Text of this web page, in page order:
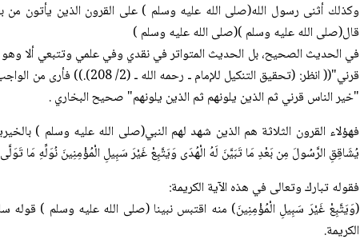
وكذلك أثنى رسول الله(صلی الله علیه وسلم ) على القرون الذين يأتون
قال(صلی الله علیه وسلم )(صلی الله علیه وسلم )
في الحديث الصحيح، بل الحديث المتواتر في نقدي وفي علمي وتتبعي ألا
قرني"(( انظر: (تحقيق التنكيل
"خير الناس قرني ثم الذين يلونهم ثم الذين يلونهم" صحيح البخاري .
فهؤلاء القرون الثلاثة هم الذين شهد لهم النبي(صلی الله علیه وسلم )
يُشَاقِقِ الرَّسُولَ مِن بَعْدِ مَا تَبَيَّنَ لَهُ الْهُدَى وَيَتَّبِعْ غَيْرَ سَبِيلِ الْمُؤْمِنِينَ نُوَلِّهِ مَا تَوَلَّى
فقوله تبارك وتعالى في هذه الآية الكريمة:
(وَيَتَّبِعْ غَيْرَ سَبِيلِ الْمُؤْمِنِينَ) منه اقتبس نبينا (صلی الله علیه وسلم ) قوله
الكريمة.